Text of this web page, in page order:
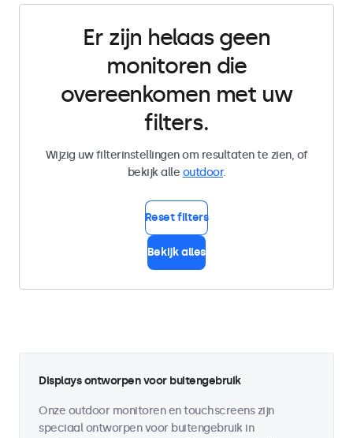
Er zijn helaas geen
monitoren die
overeenkomen met uw
filters.
Wijzig uw filterinstellingen om resultaten te zien, of
bekijk alle outdoor.
Reset filters
Bekijk alles
Displays ontworpen voor buitengebruik
Onze outdoor monitoren en touchscreens zijn
speciaal ontworpen voor buitengebruik in